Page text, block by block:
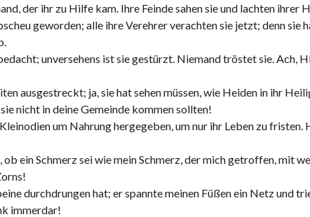
der ihr zu Hilfe kam. Ihre Feinde sahen sie und lachten ihrer
geworden; alle ihre Verehrer verachten sie jetzt; denn sie
unversehens ist sie gestürzt. Niemand tröstet sie. Ach,
ausgestreckt; ja, sie hat sehen müssen, wie Heiden in ihr
nicht in deine Gemeinde kommen sollten!
um Nahrung hergegeben, um nur ihr Leben zu fristen.
ein Schmerz sei wie mein Schmerz, der mich getroffen, mit
durchdrungen hat; er spannte meinen Füßen ein Netz und
immerdar!